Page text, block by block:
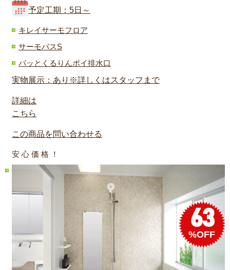
予定工期：5日～
キレイサーモフロア
サーモバスS
パッとくるりんポイ排水口
実物展示：あり※詳しくはスタッフまで
詳細は
こちら
この商品を問い合わせる
安 心 価 格 ！
63
%OFF